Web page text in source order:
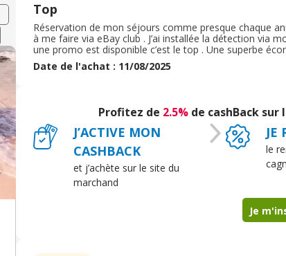
Top
Réservation de mon séjours comme presque chaque
à me faire via eBay club . J’ai installée la détection via
une promo est disponible c’est le top . Une superbe
bien plus grâce à eBay club . Merci dorénavant je
Réservation de mon séjours comme presque chaque
bien plus grâce à eBay club . Merci dorénavant je
Date de l'achat : 11/08/2025
Profitez de 2.5%de cashBack sur
J’ACTIVE MON
CASHBACK
et j’achète sur le site du
marchand
JE
le
Je